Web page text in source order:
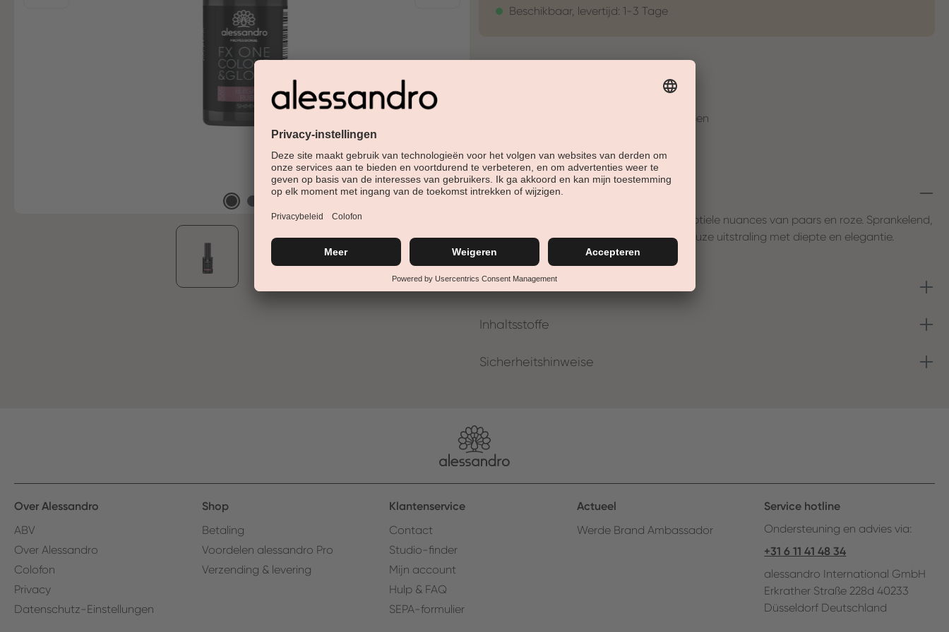
Beschikbaar, levertijd: 1-3 Tage
Jetzt shoppen - bezahlen in 30 Tagen
Beschreibung
Een stijlvolle roodtint met fijne glans en subtiele nuances van paars en roze. Sprankelend,
vrouwelijk en verfijnd – voor een glamoureuze uitstraling met diepte en elegantie.
Inhaltsstoffe
Sicherheitshinweise
Over Alessandro
ABV
Over Alessandro
Colofon
Privacy
Datenschutz-Einstellungen
Shop
Betaling
Voordelen alessandro Pro
Verzending & levering
Klantenservice
Contact
Studio-finder
Mijn account
Hulp & FAQ
SEPA-formulier
Actueel
Werde Brand Ambassador
Service hotline
Ondersteuning en advies via:
+31 6 11 41 48 34
alessandro International GmbH
Erkrather Straße 228d 40233
Düsseldorf Deutschland